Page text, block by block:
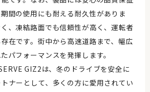
間の使用にも耐える耐久性がありま
、凍結路面でも信頼性が高く、運転者
在です。街中から高速道路まで、幅広
パフォーマンスを発揮します。
GIZ2は、冬のドライブを安全に
ナーとして、多くの方に愛用されてい